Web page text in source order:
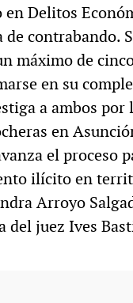
en Delitos
de contrabando.
máximo de
en su
a ambos por
en
el proceso
ilícito en
Arroyo
del juez Ives